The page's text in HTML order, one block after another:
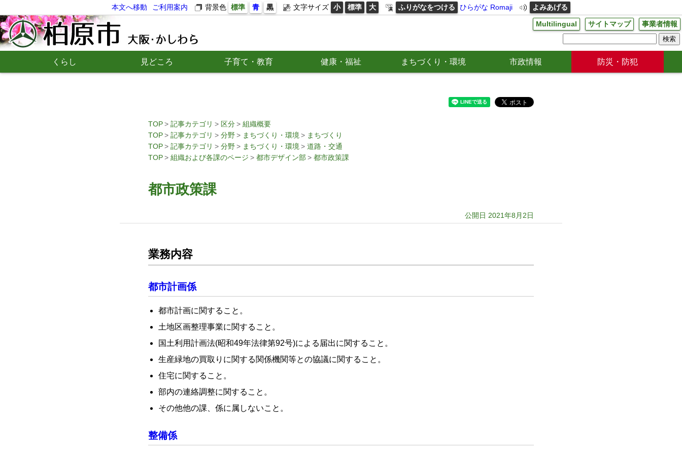
本文へ移動 ご利用案内 背景色 標準 青 黒 文字サイズ 小 標準 大 ふりがなをつける ひらがな Romaji よみあげる
Multilingual サイトマップ 事業者情報
くらし 見どころ 子育て・教育 健康・福祉 まちづくり・環境 市政情報 防災・防犯
TOP 記事カテゴリ 区分
組織概要
TOP
記事カテゴリ 分野 まちづくり・環境
まちづくり
TOP
記事カテゴリ 分野 まちづくり・環境
道路・交通
TOP
組織および各課のページ 都市デザイン部 都市政策課
都市政策課
公開日 2021年8月2日
業務内容
都市計画係
都市計画に関すること。
土地区画整理事業に関すること。
国土利用計画法(昭和49年法律第92号)による届出に関すること。
生産緑地の買取りに関する関係機関等との協議に関すること。
住宅に関すること。
部内の連絡調整に関すること。
その他他の課、係に属しないこと。
整備係